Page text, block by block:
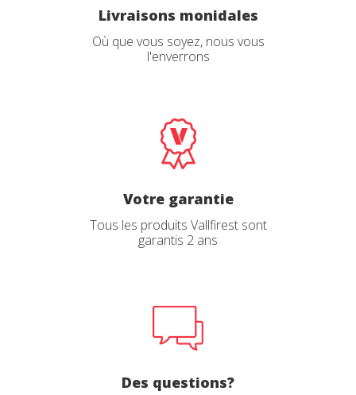
Livraisons monidales
Où que vous soyez, nous vous
l'enverrons
Votre garantie
Tous les produits Vallfirest sont
garantis 2 ans
Des questions?